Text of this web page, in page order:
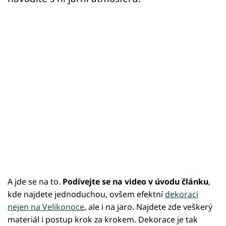
A jde se na to. Podívejte se na video v úvodu článku,
kde najdete jednoduchou, ovšem efektnídekoraci
nejen na Velikonoce, ale i na jaro. Najdete zde veškerý
materiál i postup krok za krokem. Dekorace je tak